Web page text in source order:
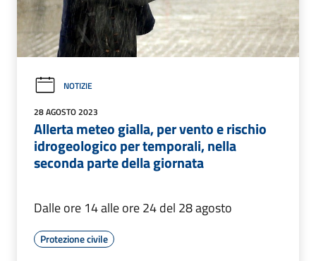
NOTIZIE
28 AGOSTO 2023
Allerta meteo gialla, per vento e rischio
idrogeologico per temporali, nella
seconda parte della giornata
Dalle ore 14 alle ore 24 del 28 agosto
Protezione civile